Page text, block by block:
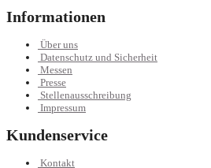
Informationen
Über uns
Datenschutz und Sicherheit
Messen
Presse
Stellenausschreibung
Impressum
Kundenservice
Kontakt